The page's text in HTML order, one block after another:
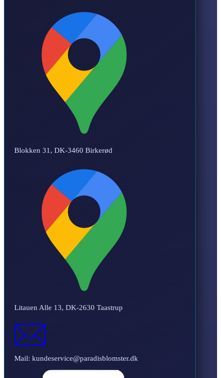
Blokken 31, DK-3460 Birkerød
Litauen Alle 13, DK-2630 Taastrup
Mail: kundeservice@paradisblomster.dk